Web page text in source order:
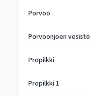
Porvoo
Porvoonjoen vesistö
Propilkki
Propilkki 1